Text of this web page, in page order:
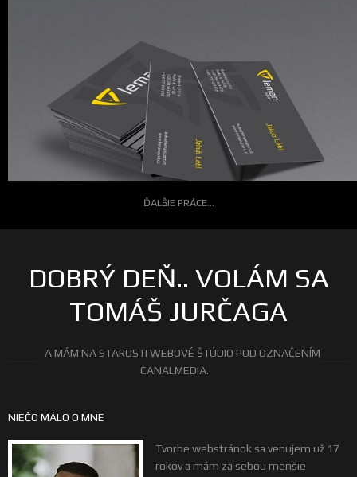
ĎALŠIE PRÁCE...
DOBRÝ DEŇ.. VOLÁM SA
TOMÁŠ JURČAGA
A MÁM NA STAROSTI WEBOVÉ ŠTÚDIO POD OZNAČENÍM
CANALMEDIA.
NIEČO MÁLO O MNE
Tvorbe webstránok sa venujem už 17
rokov a mám za sebou menšie